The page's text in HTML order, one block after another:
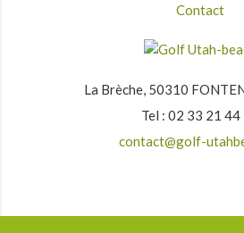
Contact
La Brèche, 50310
Tel : 02 33 21 44
contact@golf-